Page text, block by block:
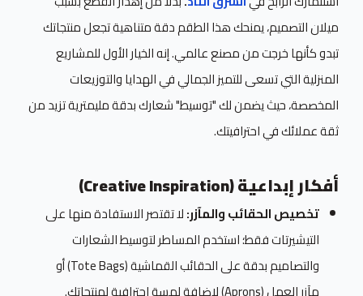
ميلان التصميم، يمنحك هذا الطقم دقة متناهية تجعل منتجاتك
تبدو كأنها خرجت من مصنع عالمي. إنه الخيار الأول للمشاريع
المنزلية التي تسعى للتميز الجمالي في الهدايا والتوزيعات
المخصصة، حيث يضمن لك "توسيط" شعارك بدقة مليمترية تزيد من
ثقة عملائك في احترافيتك.
أفكار إبداعية (Creative Inspiration)
تخصيص الحقائب والمآزر:لا تقتصر الاستفادة منها على
التيشيرتات فقط؛ استخدم المساطر لتوسيط الشعارات
والتصاميم بدقة على الحقائب القماشية (Tote Bags) أو